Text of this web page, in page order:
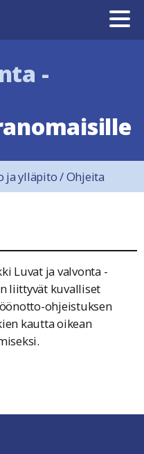
-
ja ylläpito/Ohjeita
Luvat ja valvonta -
liittyvät kuvalliset
ohjeistuksen
kautta oikean